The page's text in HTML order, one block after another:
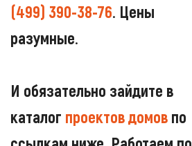
(499) 390-38-76. Цены
разумные.
И обязательно зайдите в
каталог проектов домов по